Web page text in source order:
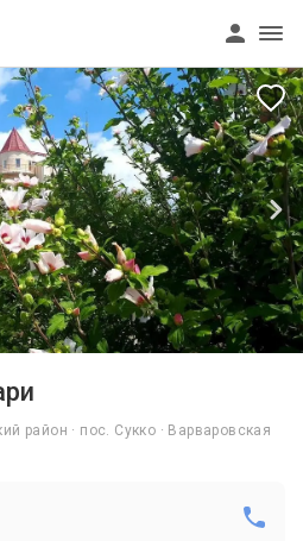
район · пос. Сукко · Варваровская